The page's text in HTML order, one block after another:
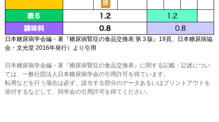
日本糖尿病学会編・著『糖尿病腎症の食品交換表 第３版』19頁、日本糖尿病協
会・文光堂 2016年発行）より引用
日本糖尿病学会編・著『糖尿病腎症の食品交換表』に関する記載・記述につい
ては、一般社団法人日本糖尿病学会の引用許可を得ています。
転用などを行う場合は必ず、該当する部分のデータあるいはプリントアウトを
添付するなどして、同学会の引用許可を得てください。